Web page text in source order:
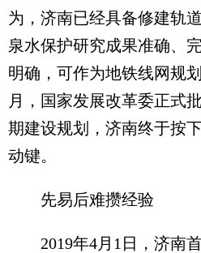
为，济南已经具备修建轨
泉水保护研究成果准确、
明确，可作为地铁线网规
月，国家发展改革委正式
期建设规划，济南终于按
动键。
先易后难攒经验
2019年4月1日，济南